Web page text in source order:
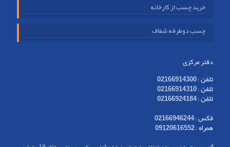
خرید چسب از کارخانه
چسب دوطرفه شفاف
دفتر مرکزی
تلفن:
02166914300
تلفن:
02166914310
تلفن:
02166924184
فکس:
02166946244
همراه:
09120616552